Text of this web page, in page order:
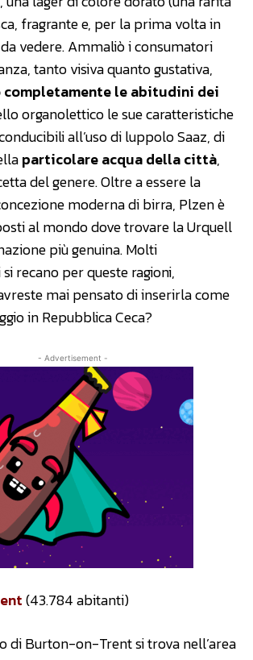
fragrante e, per la prima volta in
vedere. Ammaliò i consumatori
tanto visiva quanto gustativa,
le abitudini dei
organolettico le sue caratteristiche
all’uso di luppolo Saaz, di
particolare acqua della città,
del genere. Oltre a essere la
moderna di birra, Plzen è
al mondo dove trovare la Urquell
più genuina. Molti
recano per queste ragioni,
mai pensato di inserirla come
in Repubblica Ceca?
- Advertisement -
(43.784 abitanti)
di Burton-on-Trent si trova nell’area